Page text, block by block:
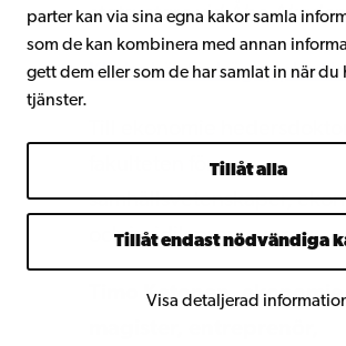
parter kan via sina egna kakor samla
som de kan kombinera med annan
gett dem eller som de har samlat in när du
tjänster.
Tillåt alla
Tillåt endast nödvändiga
Visa detaljerad
statsvetare vid Åbo
Klicka här för högupplöst
fakulteten för
samhällsvetenskaper,
och juridik promoveras:
Timo Ketonen,ekonomie